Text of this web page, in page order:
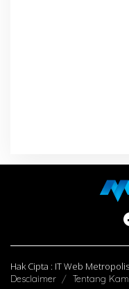
Hak Cipta : IT Web
Desclaimer
Tentang